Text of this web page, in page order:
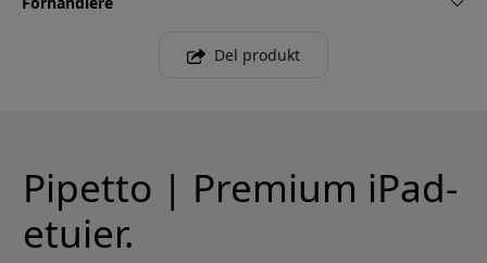
Del produkt
Pipetto | Premium iPad-
etuier.